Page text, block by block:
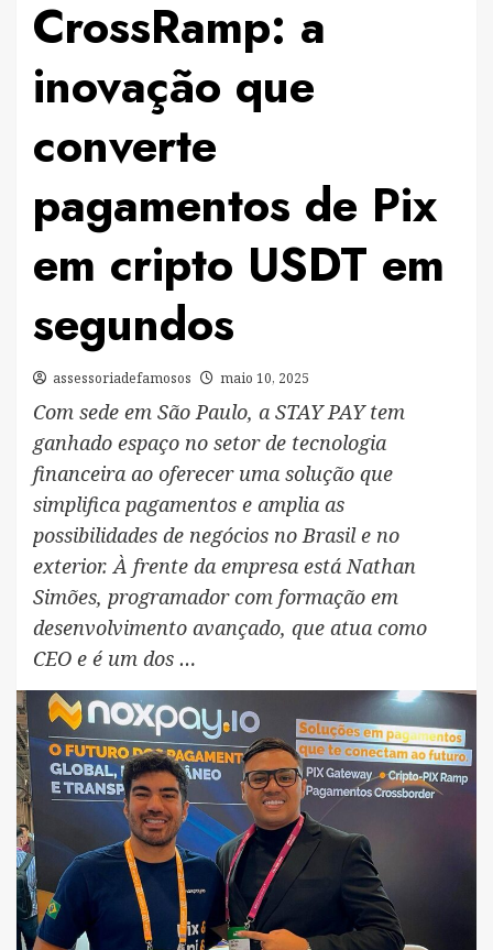
CrossRamp: a
inovação que
converte
pagamentos de Pix
em cripto USDT em
segundos
assessoriadefamosos maio 10, 2025
Com sede em São Paulo, a STAY PAY tem
ganhado espaço no setor de tecnologia
financeira ao oferecer uma solução que
simplifica pagamentos e amplia as
possibilidades de negócios no Brasil e no
exterior. À frente da empresa está Nathan
Simões, programador com formação em
desenvolvimento avançado, que atua como
CEO e é um dos …